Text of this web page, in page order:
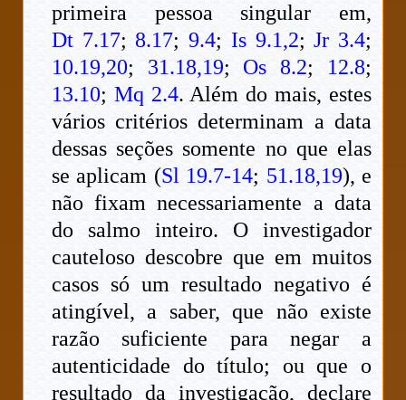
primeira pessoa singular em,
Dt 7.17; 8.17;9.4; Is 9.1,2;Jr 3.4;
10.19,20; 31.18,19; Os 8.2; 12.8;
13.10; Mq 2.4. Além do mais, estes
vários critérios determinam a data
dessas seções somente no que elas
se aplicam (Sl 19.7-14; 51.18,19), e
não fixam necessariamente a data
do salmo inteiro. O investigador
cauteloso descobre que em muitos
casos só um resultado negativo é
atingível, a saber, que não existe
razão suficiente para negar a
autenticidade do título; ou que o
resultado da investigação, declare